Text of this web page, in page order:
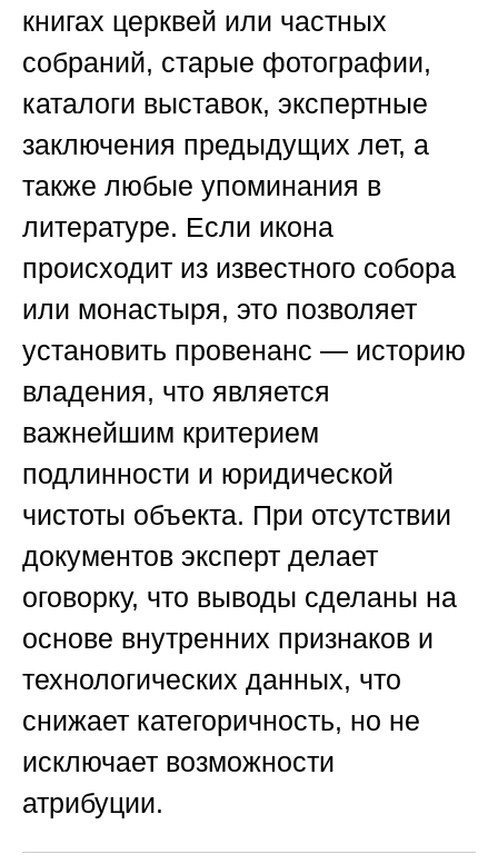
книгах церквей или частных
собраний, старые фотографии,
каталоги выставок, экспертные
заключения предыдущих лет, а
также любые упоминания в
литературе. Если икона
происходит из известного собора
или монастыря, это позволяет
установить провенанс — историю
владения, что является
важнейшим критерием
подлинности и юридической
чистоты объекта. При отсутствии
документов эксперт делает
оговорку, что выводы сделаны на
основе внутренних признаков и
технологических данных, что
снижает категоричность, но не
исключает возможности
атрибуции.